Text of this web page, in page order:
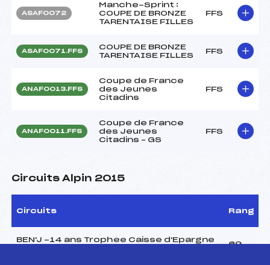
ASAF0072
Manche-Sprint :
COUPE DE BRONZE
TARENTAISE FILLES
FFS
ASAF0071.FFS
COUPE DE BRONZE
TARENTAISE FILLES
FFS
ANAF0013.FFS
Coupe de France
des Jeunes
Citadins
FFS
ANAF0011.FFS
Coupe de France
des Jeunes
Citadins – GS
FFS
Circuits Alpin 2015
Circuits Rang
BEN'J -14 ans Trophee Caisse d'Epargne
69